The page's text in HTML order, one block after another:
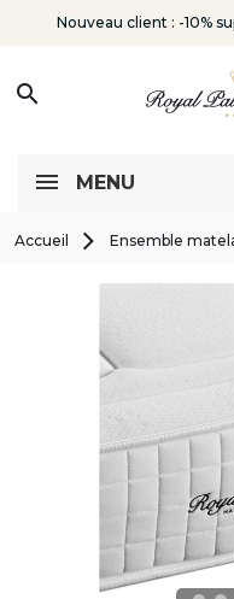
Nouveau client : -10%
search
MENU
Accueil Ensemble